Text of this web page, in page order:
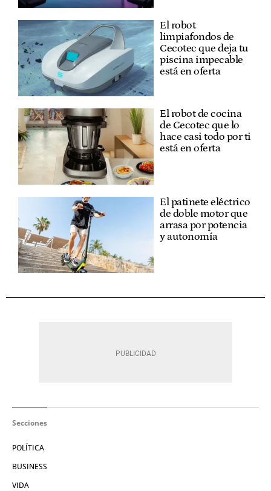
El robot
limpiafondos de
Cecotec que deja tu
piscina impecable
está en oferta
El robot de cocina
de Cecotec que lo
hace casi todo por ti
está en oferta
El patinete eléctrico
de doble motor que
arrasa por potencia
y autonomía
Secciones
POLÍTICA
BUSINESS
VIDA